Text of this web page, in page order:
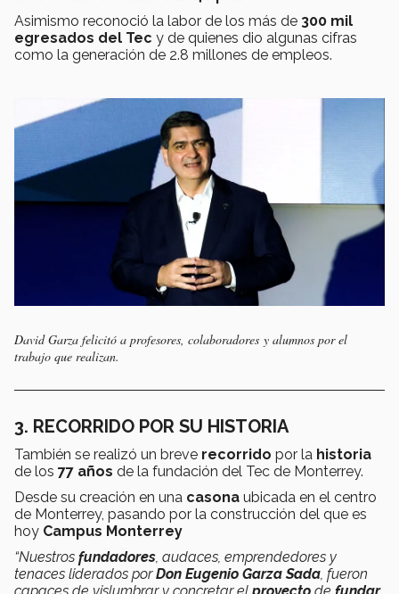
Asimismo reconoció la labor de los más de 300 mil
egresados del Tec y de quienes dio algunas cifras
como la generación de 2.8 millones de empleos.
David Garza felicitó a profesores, colaboradores y alumnos por el
trabajo que realizan.
3. RECORRIDO POR SU HISTORIA
También se realizó un breve recorrido por la historia
de los 77 años de la fundación del Tec de Monterrey.
Desde su creación en una casona ubicada en el centro
de Monterrey, pasando por la construcción del que es
hoy Campus Monterrey
“Nuestros fundadores, audaces, emprendedores y
tenaces liderados porDon Eugenio Garza Sada, fueron